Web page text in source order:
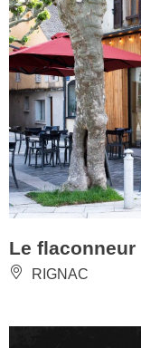
Le flaconneur
RIGNAC